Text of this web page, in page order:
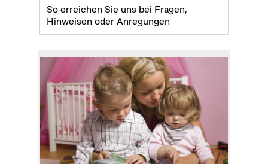
So erreichen Sie uns bei Fragen,
Hinweisen oder Anregungen